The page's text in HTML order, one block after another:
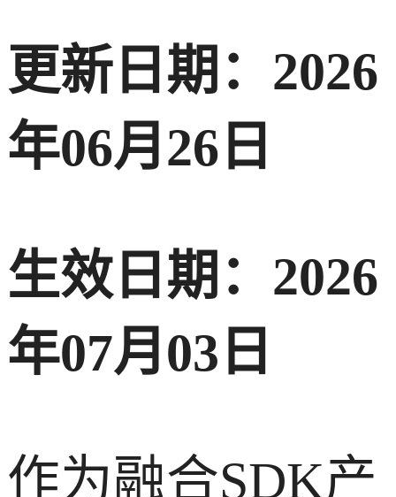
更新日期：2026
年06月26日
生效日期：2026
年07月03日
作为融合SDK产